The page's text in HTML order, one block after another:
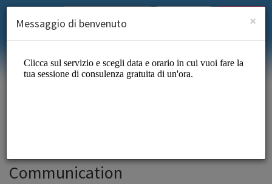
ISCRIVITI
Communication
×
Messaggio di benvenuto